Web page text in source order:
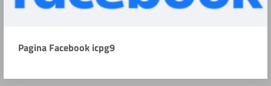
Pagina Facebook icpg9